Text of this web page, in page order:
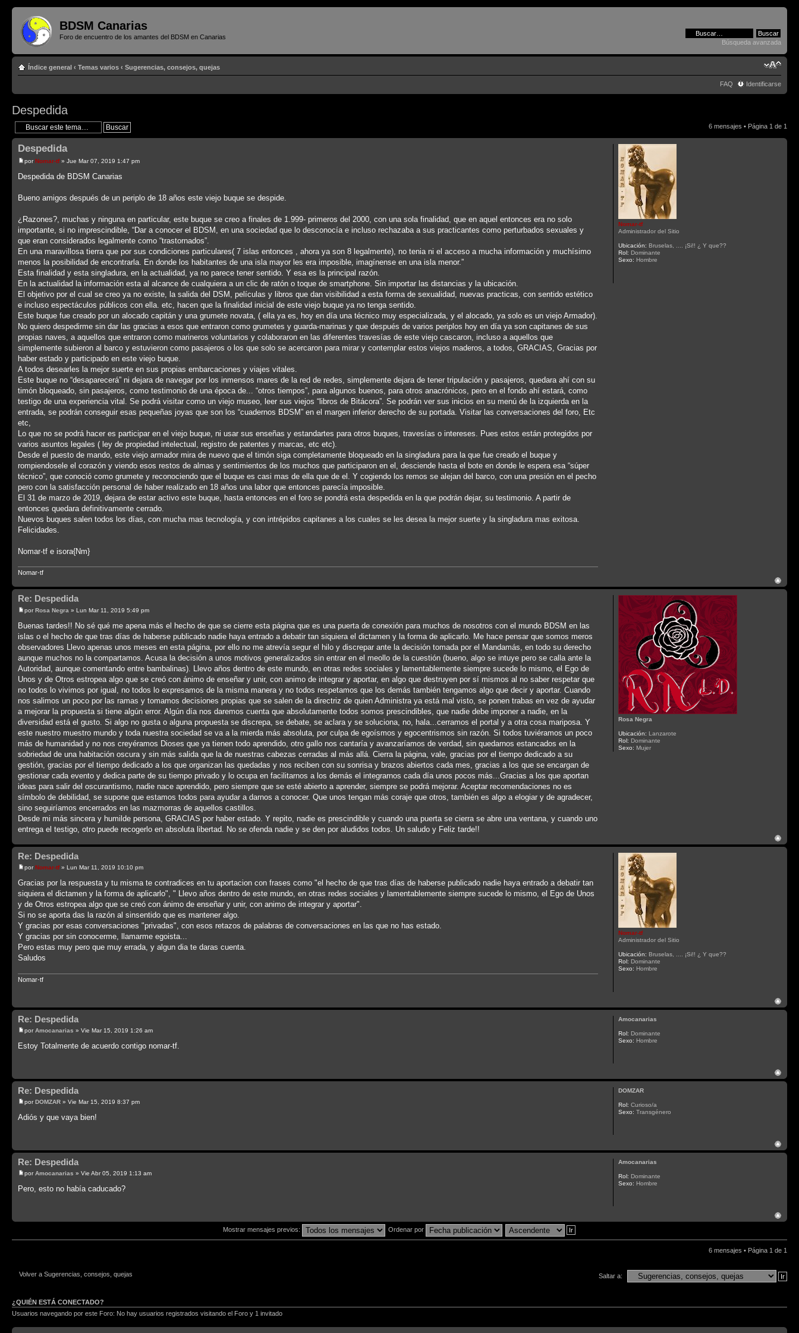
BDSM Canarias
Foro de encuentro de los amantes del BDSM en Canarias
Búsqueda avanzada
Índice general ‹ Temas varios ‹ Sugerencias, consejos, quejas
FAQ Identificarse
Despedida
6 mensajes • Página 1 de 1
Despedida
porNomar-tf» Jue Mar 07, 2019 1:47 pm
Despedida de BDSM Canarias
Bueno amigos después de un periplo de 18 años este viejo buque se despide.
¿Razones?, muchas y ninguna en particular, este buque se creo a finales de 1.999- primeros del 2000, con una sola finalidad, que en aquel entonces era no solo
importante, si no imprescindible, “Dar a conocer el BDSM, en una sociedad que lo desconocía e incluso rechazaba a sus practicantes como perturbados sexuales y
que eran considerados legalmente como “trastornados”.
En una maravillosa tierra que por sus condiciones particulares( 7 islas entonces , ahora ya son 8 legalmente), no tenia ni el acceso a mucha información y muchísimo
menos la posibilidad de encontrarla. En donde los habitantes de una isla mayor les era imposible, imagínense en una isla menor.”
Esta finalidad y esta singladura, en la actualidad, ya no parece tener sentido. Y esa es la principal razón.
En la actualidad la información esta al alcance de cualquiera a un clic de ratón o toque de smartphone. Sin importar las distancias y la ubicación.
El objetivo por el cual se creo ya no existe, la salida del DSM, películas y libros que dan visibilidad a esta forma de sexualidad, nuevas practicas, con sentido estético
e incluso espectáculos públicos con ella. etc, hacen que la finalidad inicial de este viejo buque ya no tenga sentido.
Este buque fue creado por un alocado capitán y una grumete novata, ( ella ya es, hoy en día una técnico muy especializada, y el alocado, ya solo es un viejo Armador).
No quiero despedirme sin dar las gracias a esos que entraron como grumetes y guarda-marinas y que después de varios periplos hoy en día ya son capitanes de sus
propias naves, a aquellos que entraron como marineros voluntarios y colaboraron en las diferentes travesías de este viejo cascaron, incluso a aquellos que
simplemente subieron al barco y estuvieron como pasajeros o los que solo se acercaron para mirar y contemplar estos viejos maderos, a todos, GRACIAS, Gracias por
haber estado y participado en este viejo buque.
A todos desearles la mejor suerte en sus propias embarcaciones y viajes vitales.
Este buque no “desaparecerá” ni dejara de navegar por los inmensos mares de la red de redes, simplemente dejara de tener tripulación y pasajeros, quedara ahí con su
timón bloqueado, sin pasajeros, como testimonio de una época de... “otros tiempos”, para algunos buenos, para otros anacrónicos, pero en el fondo ahí estará, como
testigo de una experiencia vital. Se podrá visitar como un viejo museo, leer sus viejos “libros de Bitácora”. Se podrán ver sus inicios en su menú de la izquierda en la
entrada, se podrán conseguir esas pequeñas joyas que son los “cuadernos BDSM” en el margen inferior derecho de su portada. Visitar las conversaciones del foro, Etc
etc,
Lo que no se podrá hacer es participar en el viejo buque, ni usar sus enseñas y estandartes para otros buques, travesías o intereses. Pues estos están protegidos por
varios asuntos legales ( ley de propiedad intelectual, registro de patentes y marcas, etc etc).
Desde el puesto de mando, este viejo armador mira de nuevo que el timón siga completamente bloqueado en la singladura para la que fue creado el buque y
rompiendosele el corazón y viendo esos restos de almas y sentimientos de los muchos que participaron en el, desciende hasta el bote en donde le espera esa “súper
técnico”, que conoció como grumete y reconociendo que el buque es casi mas de ella que de el. Y cogiendo los remos se alejan del barco, con una presión en el pecho
pero con la satisfacción personal de haber realizado en 18 años una labor que entonces parecía imposible.
El 31 de marzo de 2019, dejara de estar activo este buque, hasta entonces en el foro se pondrá esta despedida en la que podrán dejar, su testimonio. A partir de
entonces quedara definitivamente cerrado.
Nuevos buques salen todos los días, con mucha mas tecnología, y con intrépidos capitanes a los cuales se les desea la mejor suerte y la singladura mas exitosa.
Felicidades.
Nomar-tf e isora{Nm}
Nomar-tf
Nomar-tf
Administrador del Sitio
Ubicación: Bruselas, .... ¡Si!! ¿ Y que??
Rol: Dominante
Sexo: Hombre
Re: Despedida
porRosa Negra » Lun Mar 11, 2019 5:49 pm
Buenas tardes!! No sé qué me apena más el hecho de que se cierre esta página que es una puerta de conexión para muchos de nosotros con el mundo BDSM en las
islas o el hecho de que tras días de haberse publicado nadie haya entrado a debatir tan siquiera el dictamen y la forma de aplicarlo. Me hace pensar que somos meros
observadores Llevo apenas unos meses en esta página, por ello no me atrevía segur el hilo y discrepar ante la decisión tomada por el Mandamás, en todo su derecho
aunque muchos no la compartamos. Acusa la decisión a unos motivos generalizados sin entrar en el meollo de la cuestión (bueno, algo se intuye pero se calla ante la
Autoridad, aunque comentando entre bambalinas). Llevo años dentro de este mundo, en otras redes sociales y lamentablemente siempre sucede lo mismo, el Ego de
Unos y de Otros estropea algo que se creó con ánimo de enseñar y unir, con animo de integrar y aportar, en algo que destruyen por sí mismos al no saber respetar que
no todos lo vivimos por igual, no todos lo expresamos de la misma manera y no todos respetamos que los demás también tengamos algo que decir y aportar. Cuando
nos salimos un poco por las ramas y tomamos decisiones propias que se salen de la directriz de quien Administra ya está mal visto, se ponen trabas en vez de ayudar
a mejorar la propuesta si tiene algún error. Algún día nos daremos cuenta que absolutamente todos somos prescindibles, que nadie debe imponer a nadie, en la
diversidad está el gusto. Si algo no gusta o alguna propuesta se discrepa, se debate, se aclara y se soluciona, no, hala...cerramos el portal y a otra cosa mariposa. Y
este nuestro muestro mundo y toda nuestra sociedad se va a la mierda más absoluta, por culpa de egoísmos y egocentrismos sin razón. Si todos tuviéramos un poco
más de humanidad y no nos creyéramos Dioses que ya tienen todo aprendido, otro gallo nos cantaría y avanzaríamos de verdad, sin quedarnos estancados en la
sobriedad de una habitación oscura y sin más salida que la de nuestras cabezas cerradas al más allá. Cierra la página, vale, gracias por el tiempo dedicado a su
gestión, gracias por el tiempo dedicado a los que organizan las quedadas y nos reciben con su sonrisa y brazos abiertos cada mes, gracias a los que se encargan de
gestionar cada evento y dedica parte de su tiempo privado y lo ocupa en facilitarnos a los demás el integrarnos cada día unos pocos más...Gracias a los que aportan
ideas para salir del oscurantismo, nadie nace aprendido, pero siempre que se esté abierto a aprender, siempre se podrá mejorar. Aceptar recomendaciones no es
símbolo de debilidad, se supone que estamos todos para ayudar a darnos a conocer. Que unos tengan más coraje que otros, también es algo a elogiar y de agradecer,
sino seguiríamos encerrados en las mazmorras de aquellos castillos.
Desde mi más sincera y humilde persona, GRACIAS por haber estado. Y repito, nadie es prescindible y cuando una puerta se cierra se abre una ventana, y cuando uno
entrega el testigo, otro puede recogerlo en absoluta libertad. No se ofenda nadie y se den por aludidos todos. Un saludo y Feliz tarde!!
Rosa Negra
Ubicación: Lanzarote
Rol: Dominante
Sexo: Mujer
Re: Despedida
porNomar-tf» Lun Mar 11, 2019 10:10 pm
Gracias por la respuesta y tu misma te contradices en tu aportacion con frases como "el hecho de que tras días de haberse publicado nadie haya entrado a debatir tan
siquiera el dictamen y la forma de aplicarlo", " Llevo años dentro de este mundo, en otras redes sociales y lamentablemente siempre sucede lo mismo, el Ego de Unos
y de Otros estropea algo que se creó con ánimo de enseñar y unir, con animo de integrar y aportar".
Si no se aporta das la razón al sinsentido que es mantener algo.
Y gracias por esas conversaciones "privadas", con esos retazos de palabras de conversaciones en las que no has estado.
Y gracias por sin conocerme, llamarme egoista...
Pero estas muy pero que muy errada, y algun dia te daras cuenta.
Saludos
Nomar-tf
Nomar-tf
Administrador del Sitio
Ubicación: Bruselas, .... ¡Si!! ¿ Y que??
Rol: Dominante
Sexo: Hombre
Re: Despedida
porAmocanarias » Vie Mar 15, 2019 1:26 am
Estoy Totalmente de acuerdo contigo nomar-tf.
Amocanarias
Rol: Dominante
Sexo: Hombre
Re: Despedida
porDOMZAR » Vie Mar 15, 2019 8:37 pm
Adiós y que vaya bien!
DOMZAR
Rol: Curioso/a
Sexo: Transgénero
Re: Despedida
porAmocanarias » Vie Abr 05, 2019 1:13 am
Pero, esto no había caducado?
Amocanarias
Rol: Dominante
Sexo: Hombre
Mostrar mensajes previos: Ordenar por
6 mensajes • Página 1 de 1
Volver a Sugerencias, consejos, quejas Saltar a:
¿QUIÉN ESTÁ CONECTADO?
Usuarios navegando por este Foro: No hay usuarios registrados visitando el Foro y 1 invitado